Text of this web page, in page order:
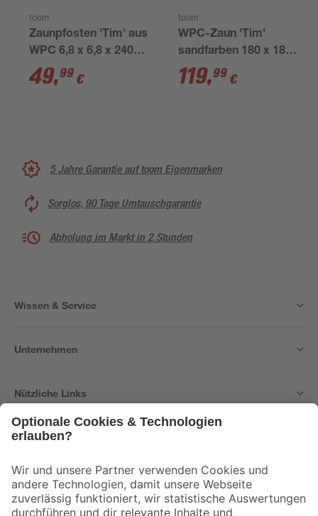
toom
Zaunpfosten 'Tim' aus
WPC 6,8 x 6,8 x 240
cm anthrazit
49,99 €
toom
WPC-Zaun 'Tim'
sandfarben 180 x 180
cm, ohne Pfosten
119,99 €
5 Jahre Garantie auf toom Eigenmarken
Sorglos, 90 Tage Umtauschgarantie
Abholung im Markt in 2 Stunden
Wissen & Service
Unternehmen
Nützliche Links
Der toom Newsletter: Keine Angebote und Aktionen mehr verpassen!
Zur Newsletter Anmeldung